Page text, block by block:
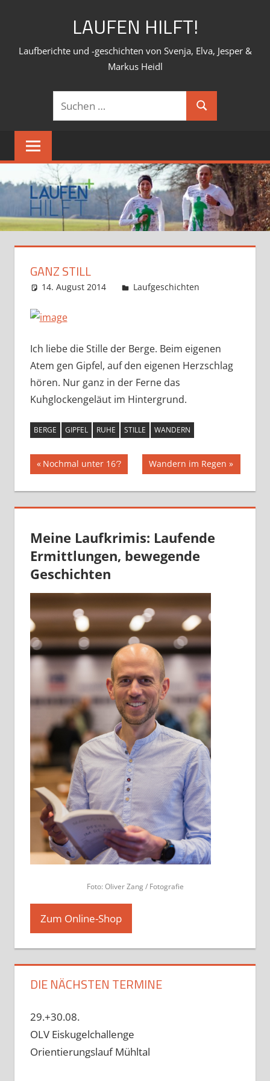
LAUFEN HILFT!
Laufberichte und -geschichten von Svenja, Elva, Jesper &
Markus Heidl
Suchen
nach:
Suchen
GANZ STILL
14. August 2014 Markus
Laufgeschichten
Ich liebe die Stille der Berge. Beim eigenen
Atem gen Gipfel, auf den eigenen Herzschlag
hören. Nur ganz in der Ferne das
Kuhglockengeläut im Hintergrund.
BERGE GIPFEL RUHE STILLE WANDERN
Beitragsnavigation
Vorheriger
Beitrag:
Nochmal unter 16′?
Nächster
Beitrag:
Wandern im Regen
Meine Laufkrimis: Laufende
Ermittlungen, bewegende
Geschichten
Foto: Oliver Zang / Fotografie
Zum Online-Shop
DIE NÄCHSTEN TERMINE
29.+30.08.
OLV Eiskugelchallenge
Orientierungslauf Mühltal